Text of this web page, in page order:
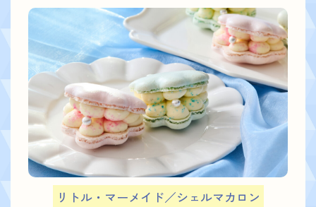
リトル・マーメイド／シェルマカロン